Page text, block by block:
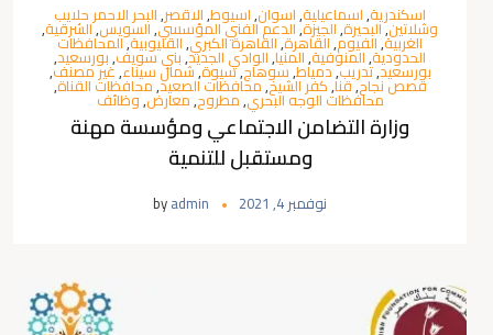
اسكندرية,اسماعيلية,اسوان,اسيوط,الاقصر,البحر الاحمر حلايب
وشلاتين,البحيرة,الجيزة,الدعم الفني المؤسسي,السويس,الشرقية,
الغربية,الفيوم,القاهرة,القاهرة الكبري,القليوبية,المحافظات
الحدودية,المنوفية,المنيا,الوادي الجديد,بني سويف,بورسعيد,
بورسعيد,تدريب,دمياط,سوهاج,سيوة,شمال سيناء,غير مصنف,
قصص نجاح,قنا,كفر الشيخ,محافظات الصعيد,محافظات القناة,
محافظات الوجه البحري,مطروح,معارض,وظائف
وزارة التضامن الاجتماعي ومؤسسة مهنة
ومستقبل للتنمية
نوفمبر 4, 2021 byadmin